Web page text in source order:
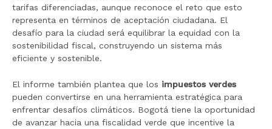
tarifas diferenciadas, aunque reconoce el reto que esto
representa en términos de aceptación ciudadana. El
desafío para la ciudad será equilibrar la equidad con la
sostenibilidad fiscal, construyendo un sistema más
eficiente y sostenible.
El informe también plantea que los impuestos verdes
pueden convertirse en una herramienta estratégica para
enfrentar desafíos climáticos. Bogotá tiene la oportunidad
de avanzar hacia una fiscalidad verde que incentive la